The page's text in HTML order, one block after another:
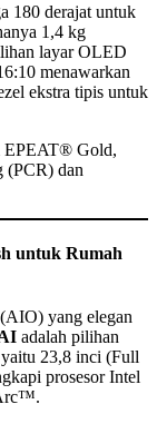
180 derajat untuk
1,4 kg
layar OLED
menawarkan
ekstra tipis untuk
EPEAT® Gold,
(PCR) dan
untuk Rumah
yang elegan
adalah pilihan
23,8 inci (Full
prosesor Intel